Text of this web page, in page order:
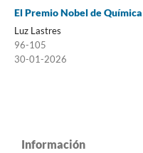
El Premio Nobel de
Luz Lastres
96-105
30-01-2026
Información